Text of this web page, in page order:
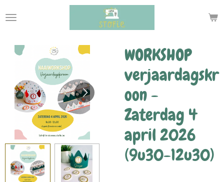
direct
hoofdinhoud
WORKSHOP
verjaardagskr
oon -
Zaterdag 4
april 2026
(9u30-12u30)